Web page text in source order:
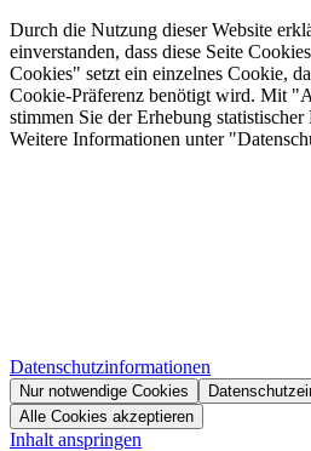
Durch die Nutzung dieser Website
einverstanden, dass diese Seite
Cookies" setzt ein einzelnes Cookie,
Cookie-Präferenz benötigt wird. Mit
stimmen Sie der Erhebung
Weitere Informationen unter
Datenschutzinformationen
Nur notwendige Cookies
Alle Cookies akzeptieren
Inhalt anspringen